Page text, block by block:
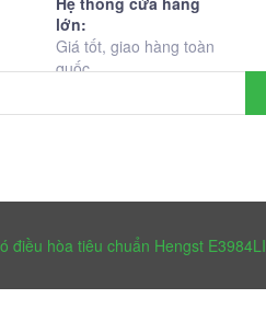
lớn:
Giá tốt, giao hàng toàn
quốc
điều hòa tiêu chuẩn Hengst E3984LI